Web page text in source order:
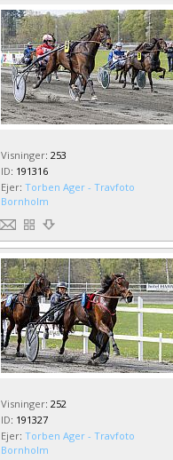
Visninger: 253
ID: 191316
Ejer: Torben Ager - Travfoto
Bornholm
Visninger: 252
ID: 191327
Ejer: Torben Ager - Travfoto
Bornholm